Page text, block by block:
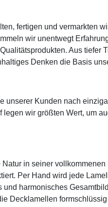
fertigen und vermarkten
wir unentwegt
Aus tiefer
Denken die Basis
Kunden nach
wir größten Wert, um
in seiner
Per Hand wird jede
harmonisches
Decklamellen